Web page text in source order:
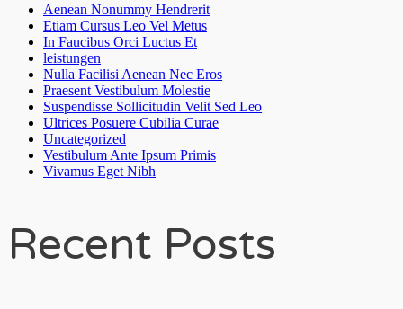
Aenean Nonummy Hendrerit
Etiam Cursus Leo Vel Metus
In Faucibus Orci Luctus Et
leistungen
Nulla Facilisi Aenean Nec Eros
Praesent Vestibulum Molestie
Suspendisse Sollicitudin Velit Sed Leo
Ultrices Posuere Cubilia Curae
Uncategorized
Vestibulum Ante Ipsum Primis
Vivamus Eget Nibh
Recent Posts